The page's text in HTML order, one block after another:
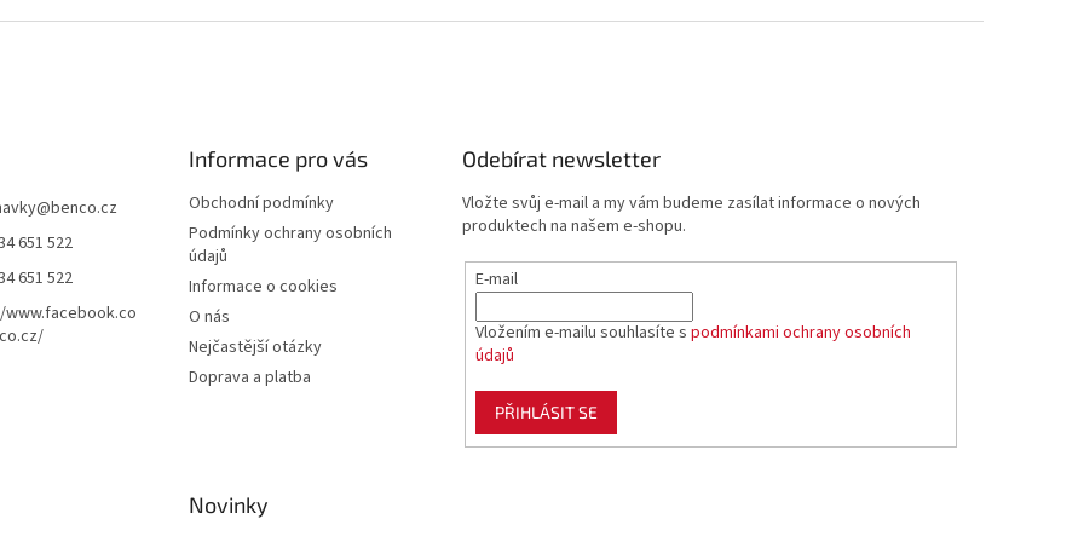
@benco.cz
651 522
651 522
Informace pro vás
Obchodní podmínky
Podmínky ochrany osobních
údajů
Informace o cookies
O nás
Nejčastější otázky
Doprava a platba
Odebírat newsletter
Vložte svůj e-mail a my vám budeme zasílat informace o nových
produktech na našem e-shopu.
E-mail
Vložením e-mailu souhlasíte spodmínkami ochrany osobních
údajů
PŘIHLÁSIT SE
Novinky